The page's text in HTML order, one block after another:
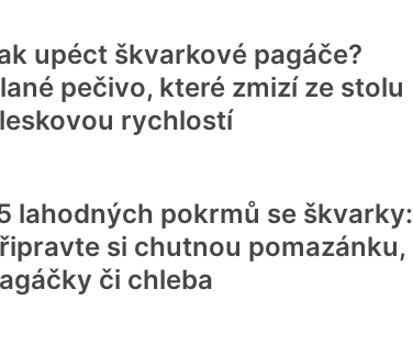
upéct škvarkové pagáče?
pečivo, které zmizí ze stolu
rychlostí
lahodných pokrmů se škvarky:
si chutnou pomazánku,
či chleba